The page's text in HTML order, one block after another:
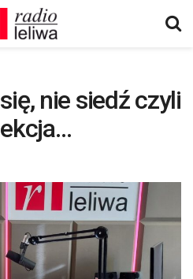
nie siedź czyli